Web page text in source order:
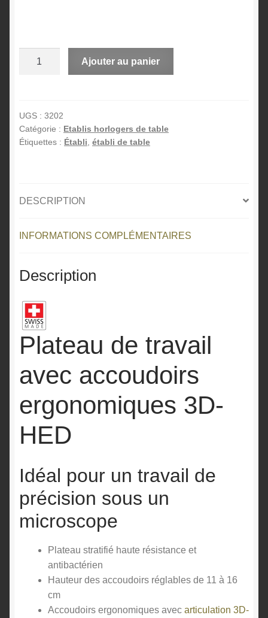
travail
avec
accoudoirs
Ajouter au panier
UGS : 3202
Catégorie : Etablis horlogers de table
Étiquettes : Établi établi de table
DESCRIPTION
INFORMATIONS COMPLÉMENTAIRES
Description
Plateau de travail
avec accoudoirs
ergonomiques 3D-
HED
Idéal pour un travail de
précision sous un
microscope
Plateau stratifié haute résistance et
antibactérien
Hauteur des accoudoirs réglables de 11 à 16
cm
Accoudoirs ergonomiques avec articulation 3D-